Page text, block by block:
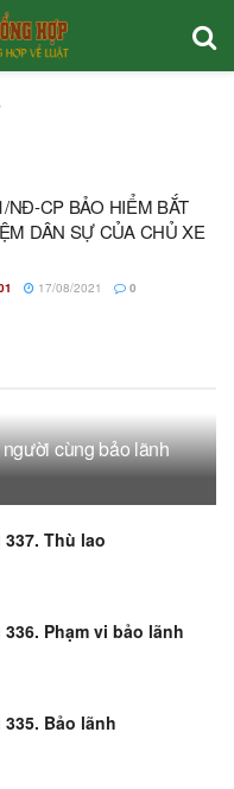
NĐ-CP BẢO HIỂM BẮT
DÂN SỰ CỦA CHỦ XE
17/08/2021 0
cùng bảo lãnh
Thù lao
Phạm vi bảo lãnh
Bảo lãnh